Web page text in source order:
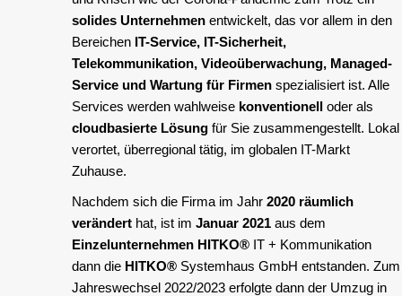
solides Unternehmen entwickelt, das vor allem in den
Bereichen IT-Service, IT-Sicherheit,
Telekommunikation, Videoüberwachung, Managed-
Service und Wartung für Firmen spezialisiert ist. Alle
Services werden wahlweise konventionell oder als
cloudbasierte Lösung für Sie zusammengestellt. Lokal
verortet, überregional tätig, im globalen IT-Markt
Zuhause.
Nachdem sich die Firma im Jahr 2020 räumlich
verändert hat, ist im Januar 2021 aus dem
Einzelunternehmen HITKO® IT + Kommunikation
dann die HITKO® Systemhaus GmbH entstanden. Zum
Jahreswechsel 2022/2023 erfolgte dann der Umzug in